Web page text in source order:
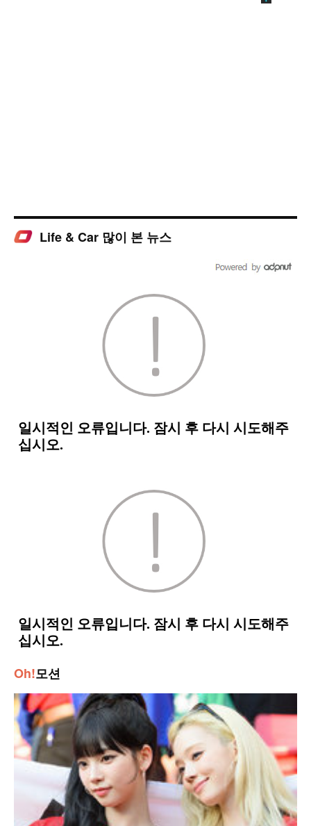
Life & Car 많이 본 뉴스
Oh!모션